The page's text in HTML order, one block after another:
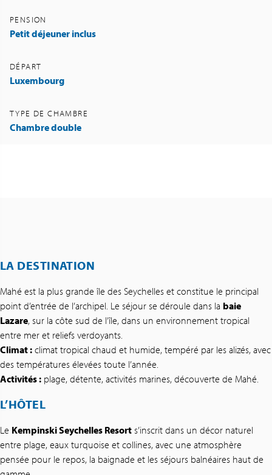
PENSION
Petit déjeuner inclus
DÉPART
Luxembourg
TYPE DE CHAMBRE
Chambre double
LA DESTINATION
Mahé est la plus grande île des Seychelles et constitue le principal
point d’entrée de l’archipel. Le séjour se déroule dans la baie
Lazare, sur la côte sud de l’île, dans un environnement tropical
entre mer et reliefs verdoyants.
Climat : climat tropical chaud et humide, tempéré par les alizés, avec
des températures élevées toute l’année.
Activités : plage, détente, activités marines, découverte de Mahé.
L’HÔTEL
Le Kempinski Seychelles Resort s’inscrit dans un décor naturel
entre plage, eaux turquoise et collines, avec une atmosphère
pensée pour le repos, la baignade et les séjours balnéaires haut de